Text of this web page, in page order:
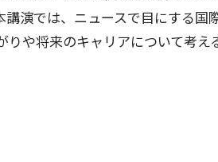
演では、ニュースで目にする国
や将来のキャリアについて考え